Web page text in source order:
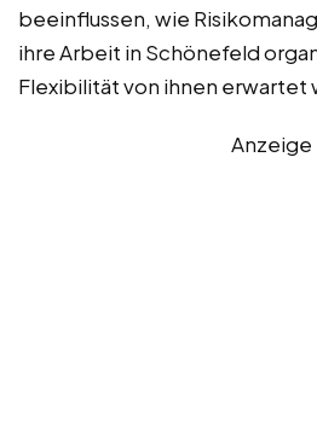
beeinflussen, wie
ihre Arbeit in Schönefeld
Flexibilität von ihnen erwartet
Anzeige